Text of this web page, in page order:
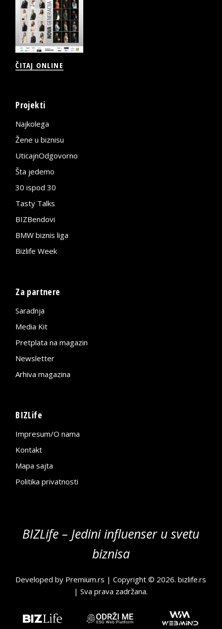
ČITAJ ONLINE
Projekti
Najkolega
Žene u biznisu
UticajnOdgovorno
Šta jedemo
30 ispod 30
Tasty Talks
BIZBendovi
BMW biznis liga
Bizlife Week
Za partnere
Saradnja
Media Kit
Pretplata na magazin
Newsletter
Arhiva magazina
BIZLife
Impresum/O nama
Kontakt
Mapa sajta
Politika privatnosti
BIZLife – Jedini influenser u svetu
biznisa
Developed by Premium.rs | Copyright © 2026.bizlife.rs
| Sva prava zadržana.